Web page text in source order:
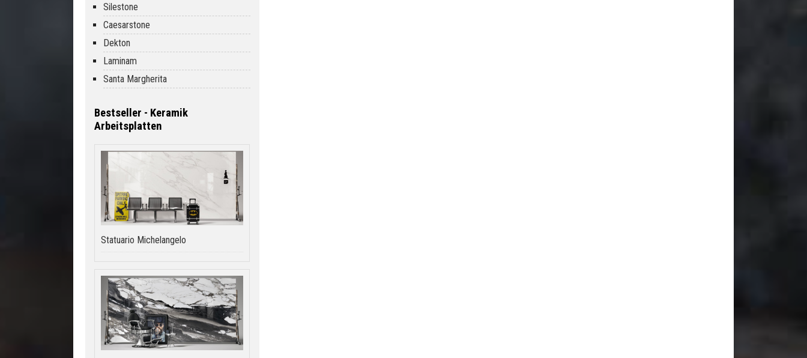
Silestone
Caesarstone
Dekton
Laminam
Santa Margherita
Bestseller - Keramik
Arbeitsplatten
Statuario Michelangelo